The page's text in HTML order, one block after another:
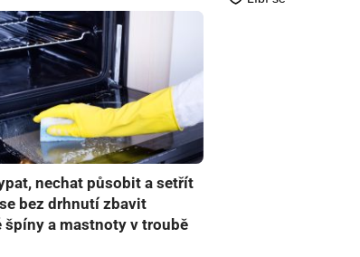
nechat působit a setřít
bez drhnutí zbavit
špíny a mastnoty v troubě